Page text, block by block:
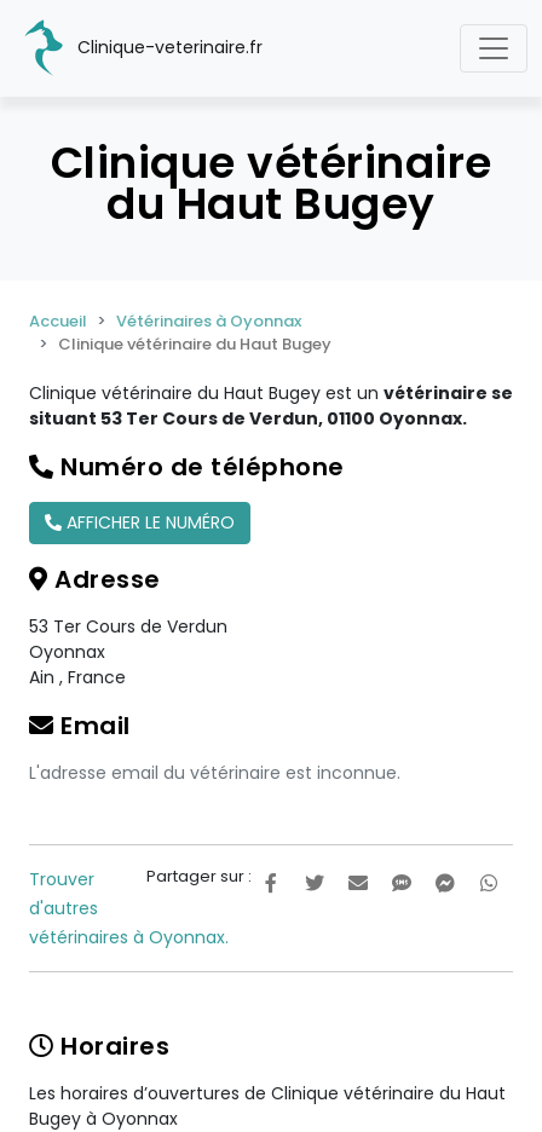
Clinique-veterinaire.fr
Clinique vétérinaire
du Haut Bugey
Accueil
Vétérinaires à Oyonnax
Clinique vétérinaire du Haut Bugey
Clinique vétérinaire du Haut Bugey est un vétérinaire se
situant 53 Ter Cours de Verdun, 01100 Oyonnax.
Numéro de téléphone
AFFICHER LE NUMÉRO
Adresse
53 Ter Cours de Verdun
Oyonnax
Ain , France
Email
L'adresse email du vétérinaire est inconnue.
Partager sur :
Trouver
d'autres
vétérinaires à Oyonnax.
Horaires
Les horaires d’ouvertures de Clinique vétérinaire du Haut
Bugey à Oyonnax